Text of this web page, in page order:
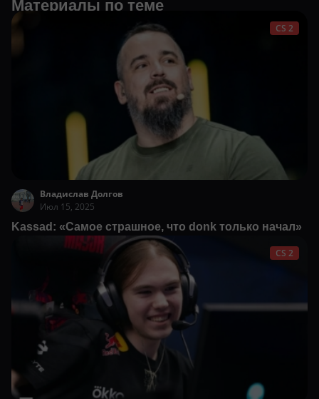
Материалы по теме
CS 2
Владислав Долгов
Июл 15, 2025
Kassad: «Самое страшное, что donk только начал»
CS 2